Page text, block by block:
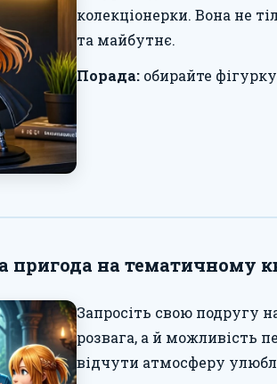
колекціонерки. Вона не
та майбутнє.
Порада: обирайте
пригода на тематичному
Запросіть свою подругу
розвага, а й можливість
відчути атмосферу